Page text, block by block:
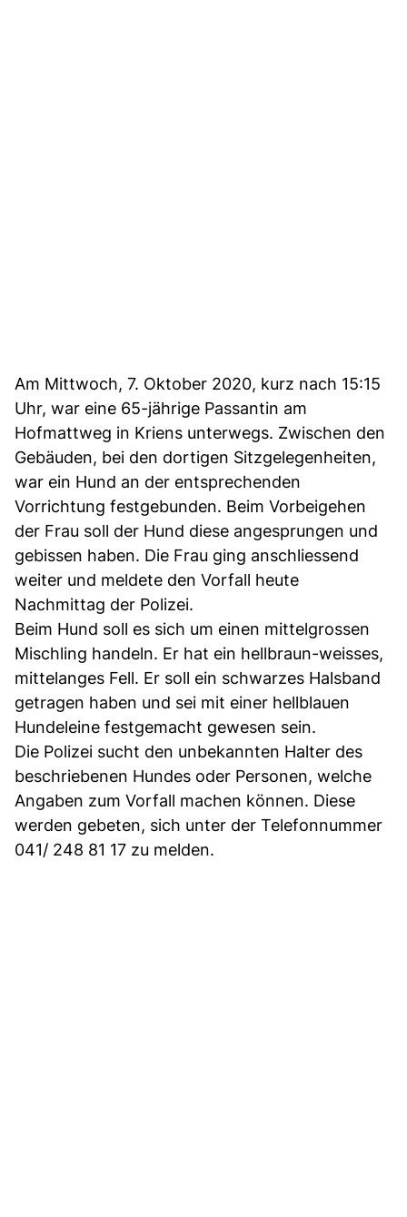
Am Mittwoch, 7. Oktober 2020, kurz nach 15:15
Uhr, war eine 65-jährige Passantin am
Hofmattweg in Kriens unterwegs. Zwischen den
Gebäuden, bei den dortigen Sitzgelegenheiten,
war ein Hund an der entsprechenden
Vorrichtung festgebunden. Beim Vorbeigehen
der Frau soll der Hund diese angesprungen und
gebissen haben. Die Frau ging anschliessend
weiter und meldete den Vorfall heute
Nachmittag der Polizei.
Beim Hund soll es sich um einen mittelgrossen
Mischling handeln. Er hat ein hellbraun-weisses,
mittelanges Fell. Er soll ein schwarzes Halsband
getragen haben und sei mit einer hellblauen
Hundeleine festgemacht gewesen sein.
Die Polizei sucht den unbekannten Halter des
beschriebenen Hundes oder Personen, welche
Angaben zum Vorfall machen können. Diese
werden gebeten, sich unter der Telefonnummer
041/ 248 81 17 zu melden.